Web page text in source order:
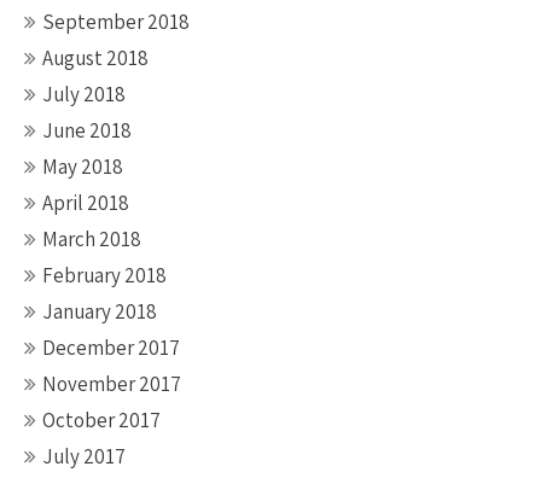
September 2018
August 2018
July 2018
June 2018
May 2018
April 2018
March 2018
February 2018
January 2018
December 2017
November 2017
October 2017
July 2017